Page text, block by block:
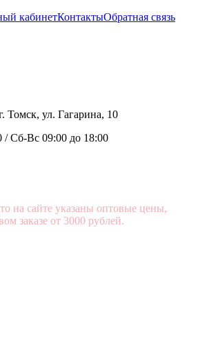
кабинетКонтактыОбратная связь
Томск, ул. Гагарина, 10
/Сб-Вс 09:00 до 18:00
на сайте указаны оптовые цены,
заказе от 3000 рублей.